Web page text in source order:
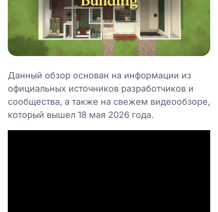
Данный обзор основан на информации из
официальных источников разработчиков и
сообщества, а также на свежем видеообзоре,
который вышел 18 мая 2026 года.